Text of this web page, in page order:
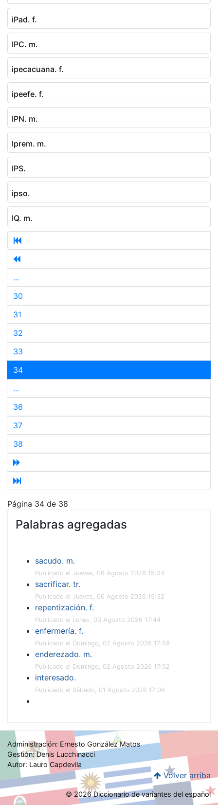
iPad. f.
IPC. m.
ipecacuana. f.
ipeefe. f.
IPN. m.
Iprem. m.
IPS.
ipso.
IQ. m.
...
30
31
32
33
34
...
36
37
38
Página 34 de 38
Palabras agregadas
sacudo. m.
Publicado el Jueves, 06 Agosto 2026 15:34
sacrificar. tr.
Publicado el Jueves, 06 Agosto 2026 15:32
repentización. f.
Publicado el Lunes, 03 Agosto 2026 17:44
enfermería. f.
Publicado el Domingo, 02 Agosto 2026 17:58
enderezado. m.
Publicado el Domingo, 02 Agosto 2026 17:52
interesado.
Publicado el Sábado, 01 Agosto 2026 17:06
Administración: Ernesto González Matos
Gestión: Denis Lucchinacci
Autor: Lauro Capdevila
Volver arriba
© 2026 Diccionario de variantes del español